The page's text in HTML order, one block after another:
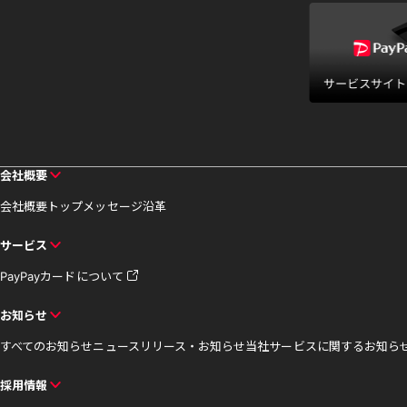
会社概要
会社概要 トップメッセージ沿革
サービス
PayPayカードについて
お知らせ
すべてのお知らせニュースリリース・お知らせ当社サービスに関するお知ら
採用情報